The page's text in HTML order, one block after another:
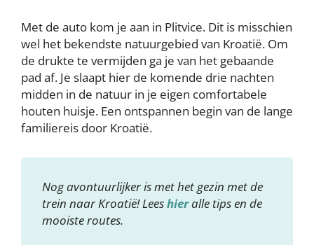
Met de auto kom je aan in Plitvice. Dit is misschien
wel het bekendste natuurgebied van Kroatië. Om
de drukte te vermijden ga je van het gebaande
pad af. Je slaapt hier de komende drie nachten
midden in de natuur in je eigen comfortabele
houten huisje. Een ontspannen begin van de lange
familiereis door Kroatië.
Nog avontuurlijker is met het gezin met de
trein naar Kroatië! Leeshieralle tips en de
mooiste routes.